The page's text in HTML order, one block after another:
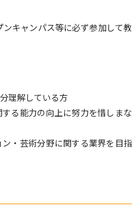
キャンパス等に必ず参加して教
理解している方
る能力の向上に努力を惜しまな
・芸術分野に関する業界を目指